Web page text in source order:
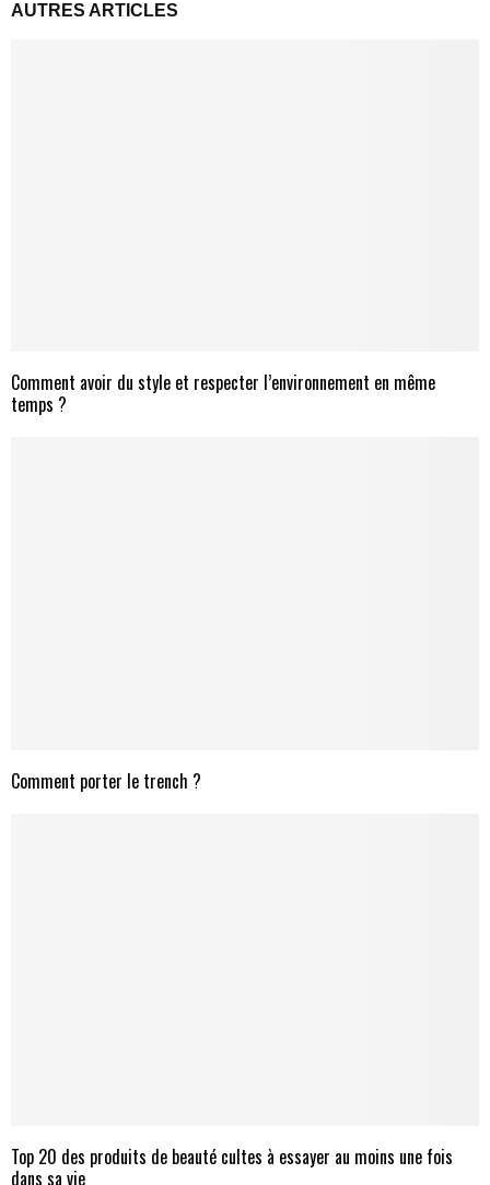
AUTRES ARTICLES
Comment avoir du style et respecter l’environnement en même
temps ?
Comment porter le trench ?
Top 20 des produits de beauté cultes à essayer au moins une fois
dans sa vie